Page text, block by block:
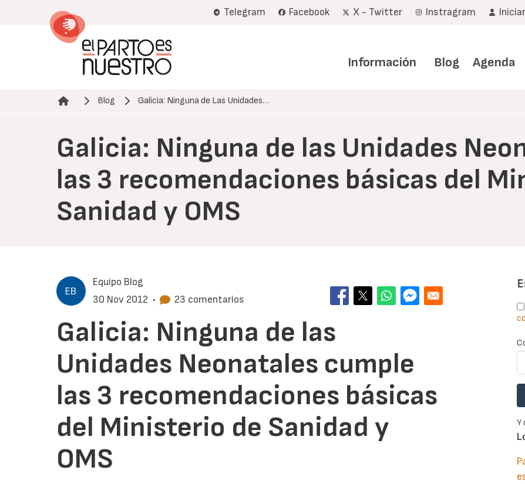
Telegram Facebook X - Twitter Instragram
Información Blog Agenda
Ruta de navegación
Blog Galicia: Ninguna de Las Unidades…
Galicia: Ninguna de las Unidades
las 3 recomendaciones básicas del
Sanidad y OMS
Equipo Blog
30 Nov 2012 • 23 comentarios
Galicia: Ninguna de las
Unidades Neonatales cumple
las 3 recomendaciones básicas
del Ministerio de Sanidad y
OMS
Y